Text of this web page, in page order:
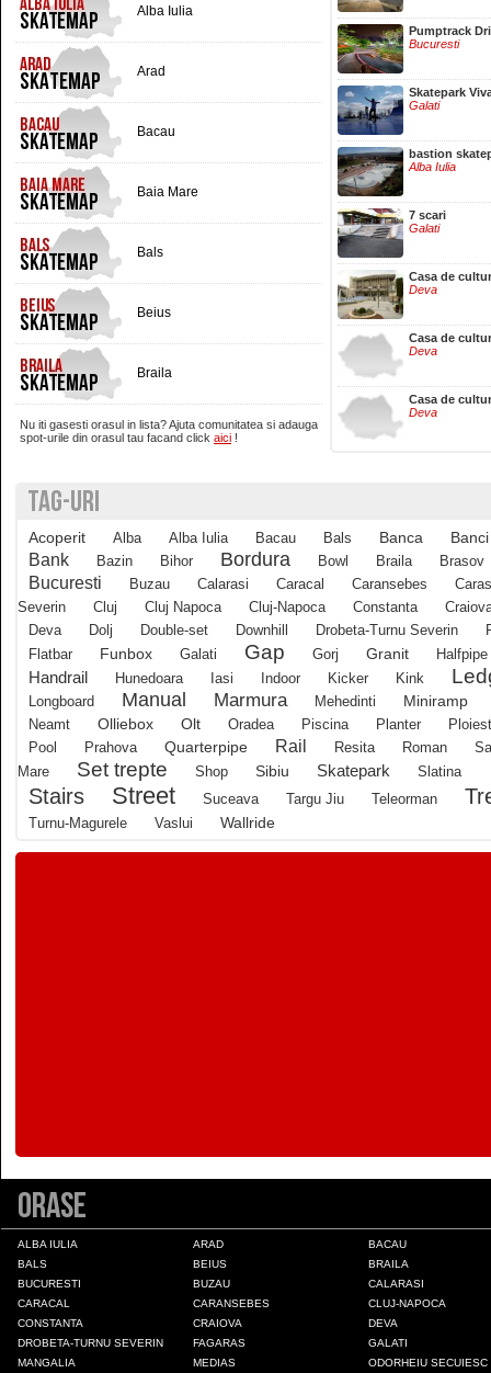
Alba Iulia
Arad
Bacau
Baia Mare
Bals
Beius
Braila
Brasov
Buzau
Calarasi
Calimanesti
Caransebes
Cluj-Napoca
Draganesti-Olt
Galati
Nu iti gasesti orasul in lista? Ajuta comunitatea si adauga
spot-urile din orasul tau facand click aici !
Pumptrack
Bucuresti
Skatepark
Galati
bastion
Alba Iulia
7 scari
Galati
Casa de
Deva
Casa de
Deva
Casa de
Deva
TAG-URI
Acoperit Alba Alba Iulia Bacau Bals Banca Banci
Bank Bazin Bihor Bordura Bowl Braila Brasov
Bucuresti Buzau Calarasi Caracal Caransebes
Severin
Cluj Cluj Napoca Cluj-Napoca Constanta
Deva
Dolj Double-set Downhill Drobeta-Turnu Severin
Flatbar
Funbox Galati Gap Gorj Granit Halfpipe
Handrail Hunedoara Iasi Indoor Kicker Kink
Longboard Manual Marmura Mehedinti
Miniramp
Neamt
Olliebox Olt Oradea Piscina Planter
Pool
Prahova Quarterpipe Rail Resita Roman
Mare
Set trepte Shop Sibiu Skatepark Slatina
Stairs Street Suceava Targu Jiu Teleorman
Turnu-Magurele Vaslui Wallride
Orase
ALBA IULIA ARAD
BACAU
BALS
BEIUS
BRAILA
BUCURESTI
BUZAU
CALARASI
CARACAL
CARANSEBES
CLUJ-NAPOCA
CONSTANTA
CRAIOVA
DEVA
DROBETA-TURNU SEVERIN
FAGARAS
GALATI
MANGALIA
MEDIAS ODORHEIU SECUIESC